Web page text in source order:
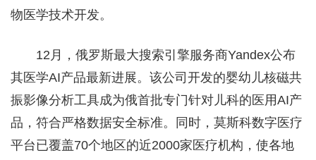
物医学技术开发。
12月，俄罗斯最大搜索引擎服务商Yandex公布
其医学AI产品最新进展。该公司开发的婴幼儿核磁共
振影像分析工具成为俄首批专门针对儿科的医用AI产
品，符合严格数据安全标准。同时，莫斯科数字医疗
平台已覆盖70个地区的近2000家医疗机构，使各地